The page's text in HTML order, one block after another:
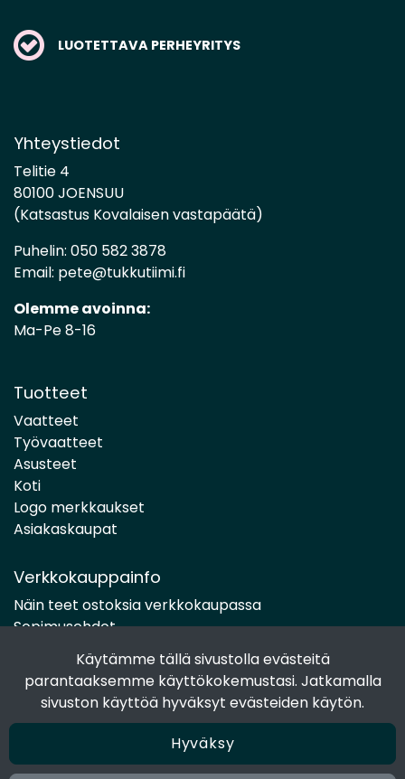
Käytämme tällä sivustolla evästeitä
parantaaksemme käyttökokemustasi. Jatkamalla
sivuston käyttöä hyväksyt evästeiden käytön.
Hyväksy
LUOTETTAVA PERHEYRITYS
Yhteystiedot
Telitie 4
80100 JOENSUU
(Katsastus Kovalaisen vastapäätä)
Puhelin: 050 582 3878
Email: pete@tukkutiimi.fi
Olemme avoinna:
Ma-Pe 8-16
Tuotteet
Vaatteet
Työvaatteet
Asusteet
Koti
Logo merkkaukset
Asiakaskaupat
Verkkokauppainfo
Näin teet ostoksia verkkokaupassa
Sopimusehdot
Toimitustavat
Maksutavat
Tietosuojaseloste
Seuraa sosiaalisessa mediassa